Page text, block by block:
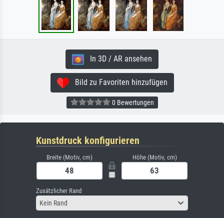
In 3D / AR ansehen
Bild zu Favoriten hinzufügen
0 Bewertungen
Kunstdruck konfigurieren
Breite (Motiv, cm) Höhe (Motiv, cm)
Zusätzlicher Rand
Kein Rand